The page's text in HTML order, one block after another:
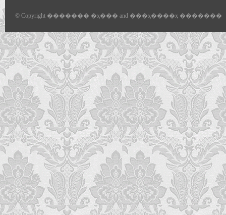
© Copyright ������� �ҳ��� and ���ҳ����ҳ �������